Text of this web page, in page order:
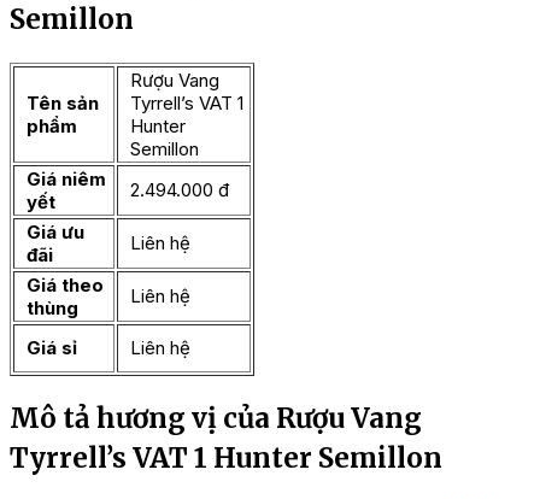
Semillon
Tên sản
phẩm
Rượu Vang
Tyrrell’s VAT 1
Hunter
Semillon
Giá niêm
yết
2.494.000 đ
Giá ưu
đãi
Liên hệ
Giá theo
thùng
Liên hệ
Giá sỉ Liên hệ
Mô tả hương vị của Rượu Vang
Tyrrell’s VAT 1 Hunter Semillon